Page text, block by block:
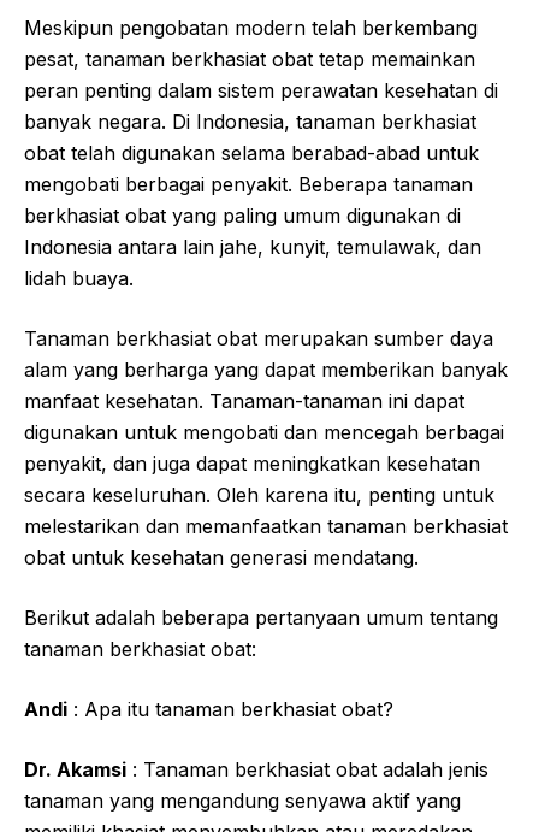
Meskipun pengobatan modern telah berkembang
pesat, tanaman berkhasiat obat tetap memainkan
peran penting dalam sistem perawatan kesehatan di
banyak negara. Di Indonesia, tanaman berkhasiat
obat telah digunakan selama berabad-abad untuk
mengobati berbagai penyakit. Beberapa tanaman
berkhasiat obat yang paling umum digunakan di
Indonesia antara lain jahe, kunyit, temulawak, dan
lidah buaya.
Tanaman berkhasiat obat merupakan sumber daya
alam yang berharga yang dapat memberikan banyak
manfaat kesehatan. Tanaman-tanaman ini dapat
digunakan untuk mengobati dan mencegah berbagai
penyakit, dan juga dapat meningkatkan kesehatan
secara keseluruhan. Oleh karena itu, penting untuk
melestarikan dan memanfaatkan tanaman berkhasiat
obat untuk kesehatan generasi mendatang.
Berikut adalah beberapa pertanyaan umum tentang
tanaman berkhasiat obat:
Andi : Apa itu tanaman berkhasiat obat?
Dr. Akamsi : Tanaman berkhasiat obat adalah jenis
tanaman yang mengandung senyawa aktif yang